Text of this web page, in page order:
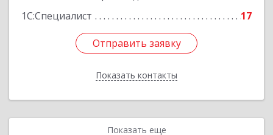
1С:Специалист
17
Отправить заявку
Показать контакты
Отправить заявку
Назад
Показать еще